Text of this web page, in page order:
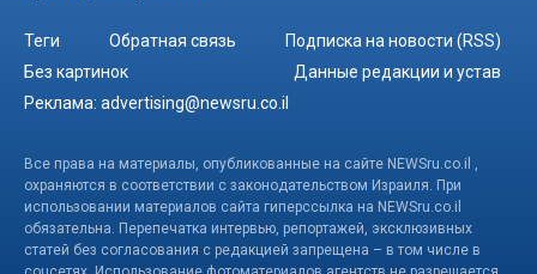
Теги Обратная связь
Подписка на новости (RSS)
Без картинок
Данные редакции и устав
Реклама: advertising@newsru.co.il
Все права на материалы, опубликованные на сайте NEWSru.co.il ,
охраняются в соответствии с законодательством Израиля. При
использовании материалов сайта гиперссылка на NEWSru.co.il
обязательна. Перепечатка интервью, репортажей, эксклюзивных
статей без согласования с редакцией запрещена – в том числе в